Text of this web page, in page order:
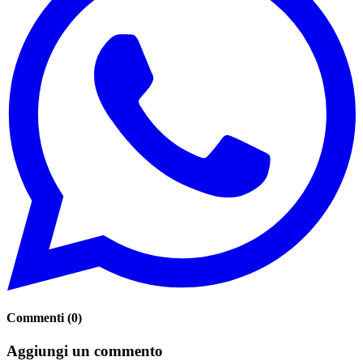
Commenti (0)
Aggiungi un commento